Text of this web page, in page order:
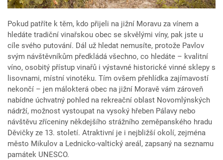
Pokud patříte k těm, kdo přijeli na jižní Moravu za vínem a
hledáte tradiční vinařskou obec se skvělými víny, pak jste u
cíle svého putování. Dál už hledat nemusíte, protože Pavlov
svým návštěvníkům předkládá všechno, co hledáte – kvalitní
víno, osobitý přístup vinařů i výstavné historické vinné sklepy s
lisovnami, místní vinotéku. Tím ovšem přehlídka zajímavostí
nekončí – jen málokterá obec na jižní Moravě vám zároveň
nabídne úchvatný pohled na rekreační oblast Novomlýnských
nádrží, možnost vystoupat na vysoký hřeben Pálavy nebo
návštěvu zříceniny někdejšího strážního zeměpanského hradu
Děvičky ze 13. století. Atraktivní je i nejbližší okolí, zejména
město Mikulov a Lednicko-valtický areál, zapsaný na seznamu
památek UNESCO.